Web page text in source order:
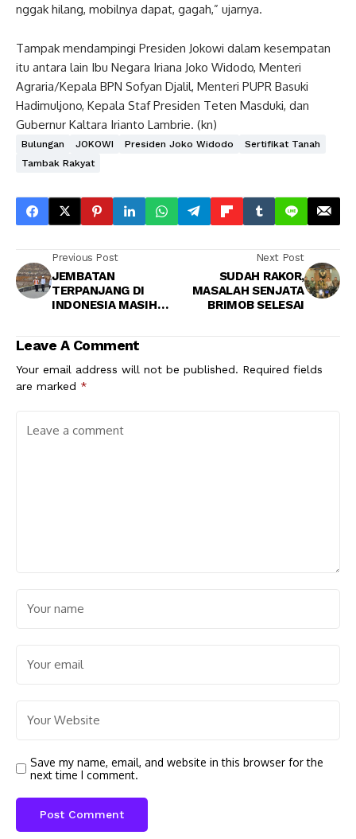
nggak hilang, mobilnya dapat, gagah,” ujarnya.
Tampak mendampingi Presiden Jokowi dalam kesempatan
itu antara lain Ibu Negara Iriana Joko Widodo, Menteri
Agraria/Kepala BPN Sofyan Djalil, Menteri PUPR Basuki
Hadimuljono, Kepala Staf Presiden Teten Masduki, dan
Gubernur Kaltara Irianto Lambrie. (kn)
Bulungan JOKOWI Presiden Joko Widodo
Sertifikat Tanah
Tambak Rakyat
Previous Post
JEMBATAN
TERPANJANG DI
INDONESIA MASIH
Next Post
SUDAH RAKOR,
MASALAH SENJATA
BRIMOB SELESAI
Leave A Comment
Your email address will not be published. Required fields
are marked *
Save my name, email, and website in this browser for the
next time I comment.